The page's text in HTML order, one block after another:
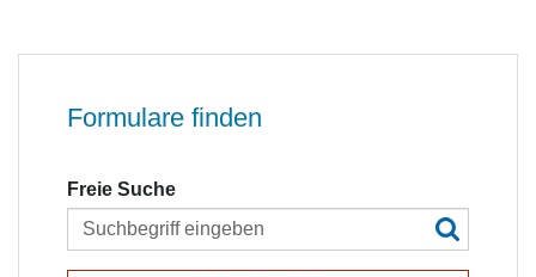
Formulare finden
Freie Suche